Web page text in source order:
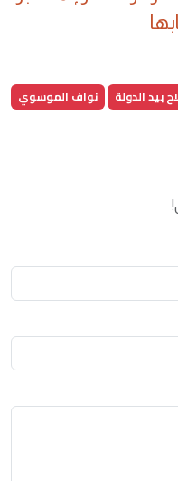
بيد الدولة نواف الموسوي